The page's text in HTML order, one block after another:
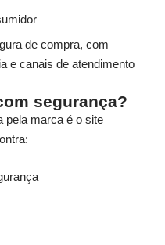
de compra, com
e canais de atendimento
segurança?
pela marca é o site